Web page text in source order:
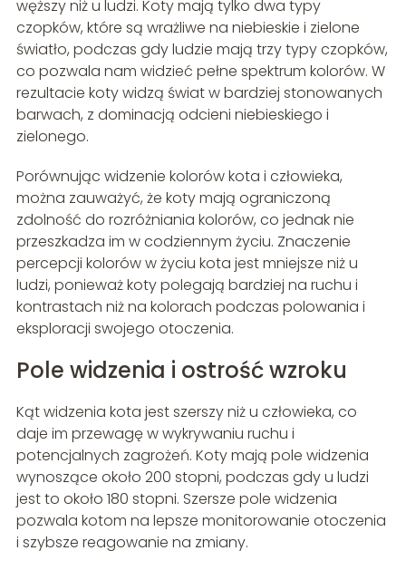
węższy niż u ludzi. Koty mają tylko dwa typy
czopków, które są wrażliwe na niebieskie i zielone
światło, podczas gdy ludzie mają trzy typy czopków,
co pozwala nam widzieć pełne spektrum kolorów. W
rezultacie koty widzą świat w bardziej stonowanych
barwach, z dominacją odcieni niebieskiego i
zielonego.
Porównując widzenie kolorów kota i człowieka,
można zauważyć, że koty mają ograniczoną
zdolność do rozróżniania kolorów, co jednak nie
przeszkadza im w codziennym życiu. Znaczenie
percepcji kolorów w życiu kota jest mniejsze niż u
ludzi, ponieważ koty polegają bardziej na ruchu i
kontrastach niż na kolorach podczas polowania i
eksploracji swojego otoczenia.
Pole widzenia i ostrość wzroku
Kąt widzenia kota jest szerszy niż u człowieka, co
daje im przewagę w wykrywaniu ruchu i
potencjalnych zagrożeń. Koty mają pole widzenia
wynoszące około 200 stopni, podczas gdy u ludzi
jest to około 180 stopni. Szersze pole widzenia
pozwala kotom na lepsze monitorowanie otoczenia
i szybsze reagowanie na zmiany.